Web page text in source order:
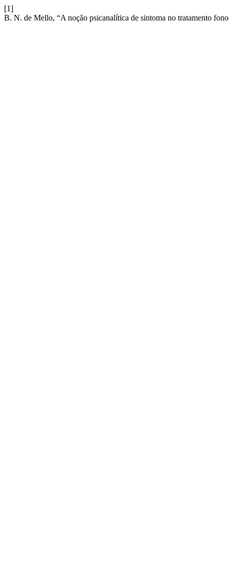
[1]
B. N. de Mello, “A noção psicanalítica de sintoma no tratamento